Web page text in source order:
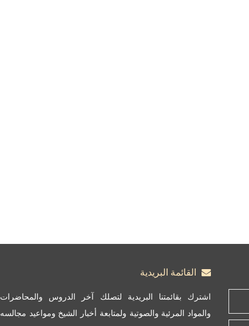
القائمة البريدية
اشترك بقائمتنا البريدية لتصلك آخر الدروس والمحاضرات
والمواد المرئية والصوتية ولمتابعة أخبار الشيخ ومواعيد مجالسه